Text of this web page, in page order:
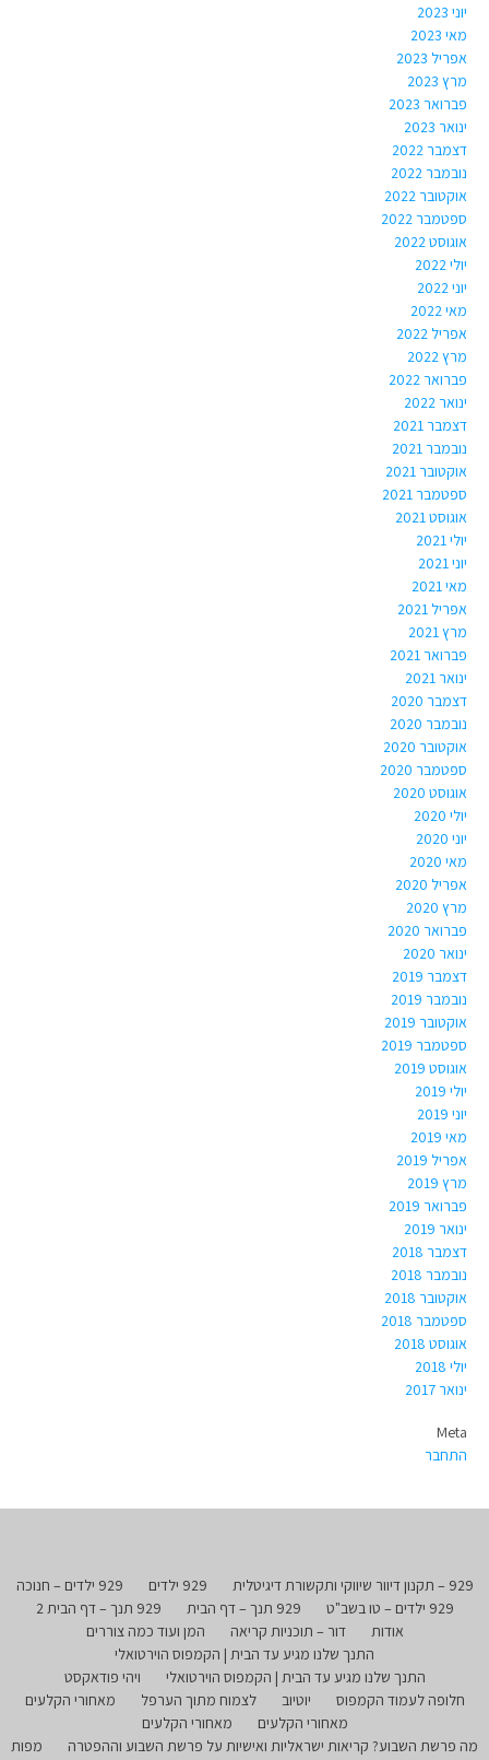
יוני 2023
מאי 2023
אפריל 2023
מרץ 2023
פברואר 2023
ינואר 2023
דצמבר 2022
נובמבר 2022
אוקטובר 2022
ספטמבר 2022
אוגוסט 2022
יולי 2022
יוני 2022
מאי 2022
אפריל 2022
מרץ 2022
פברואר 2022
ינואר 2022
דצמבר 2021
נובמבר 2021
אוקטובר 2021
ספטמבר 2021
אוגוסט 2021
יולי 2021
יוני 2021
מאי 2021
אפריל 2021
מרץ 2021
פברואר 2021
ינואר 2021
דצמבר 2020
נובמבר 2020
אוקטובר 2020
ספטמבר 2020
אוגוסט 2020
יולי 2020
יוני 2020
מאי 2020
אפריל 2020
מרץ 2020
פברואר 2020
ינואר 2020
דצמבר 2019
נובמבר 2019
אוקטובר 2019
ספטמבר 2019
אוגוסט 2019
יולי 2019
יוני 2019
מאי 2019
אפריל 2019
מרץ 2019
פברואר 2019
ינואר 2019
דצמבר 2018
נובמבר 2018
אוקטובר 2018
ספטמבר 2018
אוגוסט 2018
יולי 2018
ינואר 2017
Meta
התחבר
929 – תקנון דיוור שיווקי ותקשורת דיגיטלית 929 ילדים
929 ילדים – חנוכה
929 ילדים – טו בשב"ט
929 תנך – דף הבית
929 תנך – דף הבית 2
אודות
דור – תוכניות קריאה
המן ועוד כמה צוררים
התנך שלנו מגיע עד הבית | הקמפוס הוירטואלי
התנך שלנו מגיע עד הבית | הקמפוס הוירטואלי
ויהי פודאקסט
חלופה לעמוד הקמפוס
יוטיוב לצמוח מתוך הערפל
מאחורי הקלעים
מאחורי הקלעים
מאחורי הקלעים
מה פרשת השבוע? קריאות ישראליות ואישיות על פרשת השבוע וההפטרה
מפות